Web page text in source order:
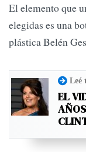
El elemento que
elegidas es una
plástica Belén
Leé
EL